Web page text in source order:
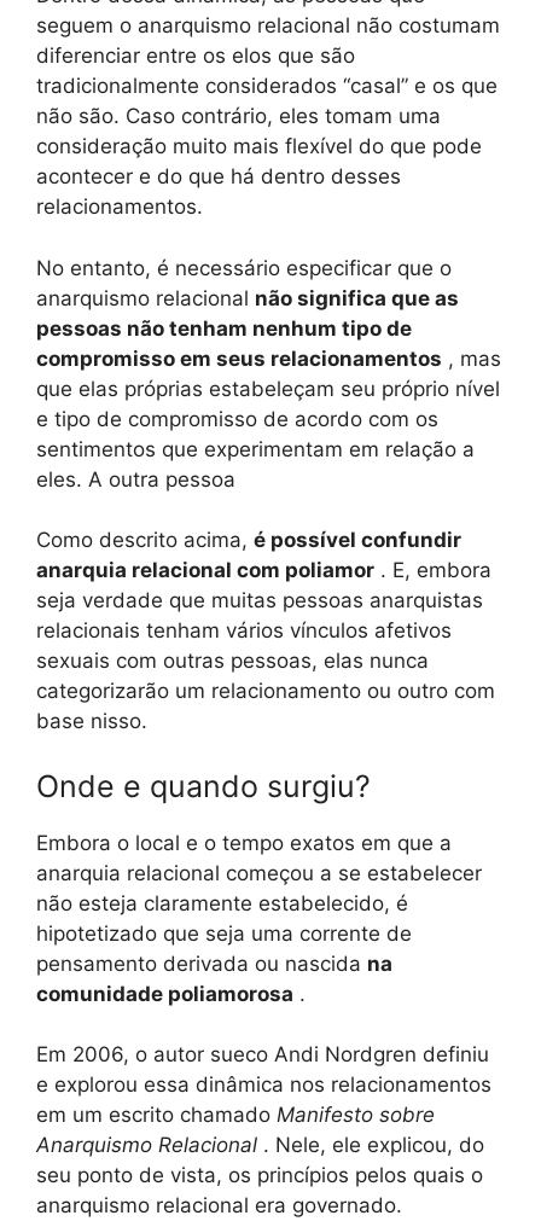
seguem o anarquismo relacional não costumam
diferenciar entre os elos que são
tradicionalmente considerados “casal” e os que
não são. Caso contrário, eles tomam uma
consideração muito mais flexível do que pode
acontecer e do que há dentro desses
relacionamentos.
No entanto, é necessário especificar que o
anarquismo relacional não significa que as
pessoas não tenham nenhum tipo de
compromisso em seus relacionamentos , mas
que elas próprias estabeleçam seu próprio nível
e tipo de compromisso de acordo com os
sentimentos que experimentam em relação a
eles. A outra pessoa
Como descrito acima, é possível confundir
anarquia relacional com poliamor . E, embora
seja verdade que muitas pessoas anarquistas
relacionais tenham vários vínculos afetivos
sexuais com outras pessoas, elas nunca
categorizarão um relacionamento ou outro com
base nisso.
Onde e quando surgiu?
Embora o local e o tempo exatos em que a
anarquia relacional começou a se estabelecer
não esteja claramente estabelecido, é
hipotetizado que seja uma corrente de
pensamento derivada ou nascida na
comunidade poliamorosa .
Em 2006, o autor sueco Andi Nordgren definiu
e explorou essa dinâmica nos relacionamentos
em um escrito chamado Manifesto sobre
Anarquismo Relacional . Nele, ele explicou, do
seu ponto de vista, os princípios pelos quais o
anarquismo relacional era governado.